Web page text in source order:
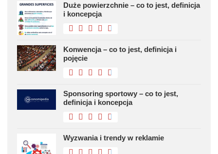
Duże powierzchnie – co to jest, definicja
i koncepcja
Konwencja – co to jest, definicja i
pojęcie
Sponsoring sportowy – co to jest,
definicja i koncepcja
Wyzwania i trendy w reklamie